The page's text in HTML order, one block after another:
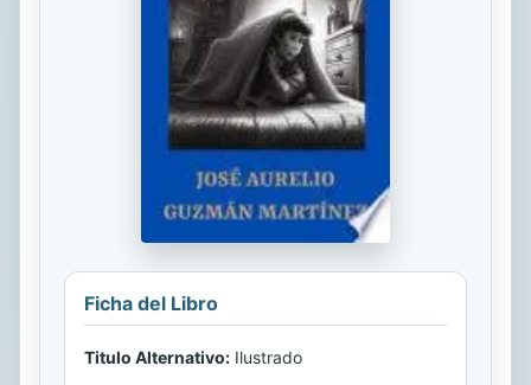
Ficha del Libro
Titulo Alternativo: Ilustrado